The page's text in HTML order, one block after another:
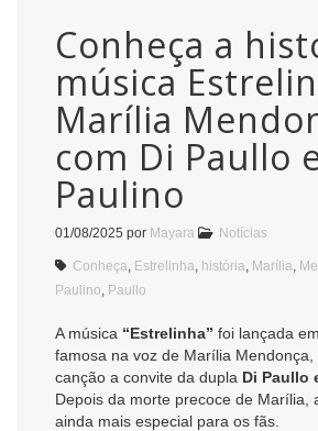
Conheça a
música
Marília
com Di Paullo
Paulino
01/08/2025 por Mayara Notícias
Conheça Estrelinha história Marília
Paulino Paullo
A música “Estrelinha” foi lançada
famosa na voz de Marília Mendonça,
canção a convite da dupla Di Paullo
Depois da morte precoce de Marília,
ainda mais especial para os fãs.